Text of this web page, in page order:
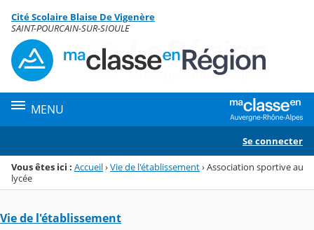
Menu de la rubrique
Contenu
Cité Scolaire Blaise De Vigenère
SAINT-POURCAIN-SUR-SIOULE
MENU
Se connecter
Vous êtes ici : Accueil›Vie de l'établissement›Association sportive au
lycée
Vie de l'établissement